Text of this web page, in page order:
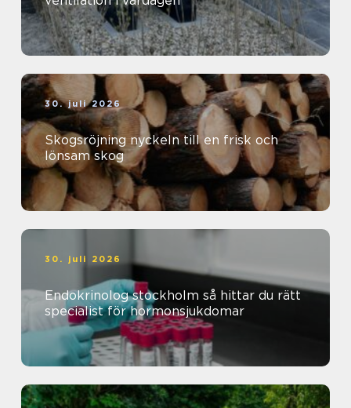
30. juli 2026
Skogsröjning nyckeln till en frisk och
lönsam skog
30. juli 2026
Endokrinolog stockholm så hittar du rätt
specialist för hormonsjukdomar